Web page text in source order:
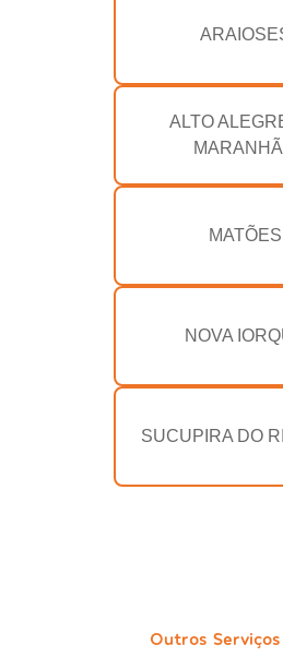
ALTO
MATÕES
NOVA
SUCUPIRA DO
Outros